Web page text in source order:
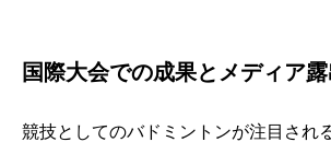
国際大会での成果とメディア露
競技としてのバドミントンが注目され